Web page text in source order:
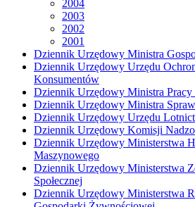
2004
2003
2002
2001
Dziennik Urzędowy Ministra
Dziennik Urzędowy Urzędu
Konsumentów
Dziennik Urzędowy Ministra Pracy
Dziennik Urzędowy Ministra
Dziennik Urzędowy Urzędu
Dziennik Urzędowy Komisji
Dziennik Urzędowy Ministerstwa
Maszynowego
Dziennik Urzędowy Ministerstwa
Społecznej
Dziennik Urzędowy Ministerstwa